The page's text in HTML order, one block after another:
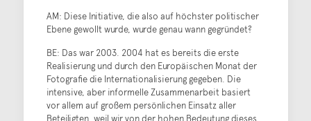
AM: Diese Initiative, die also auf höchster politischer
Ebene gewollt wurde, wurde genau wann gegründet?
BE: Das war 2003. 2004 hat es bereits die erste
Realisierung und durch den Europäischen Monat der
Fotografie die Internationalisierung gegeben. Die
intensive, aber informelle Zusammenarbeit basiert
vor allem auf großem persönlichen Einsatz aller
Beteiligten, weil wir von der hohen Bedeutung dieses